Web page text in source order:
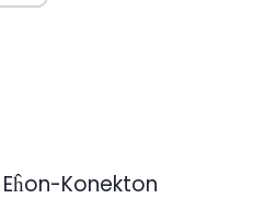
Konekton